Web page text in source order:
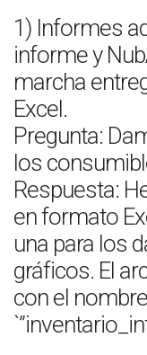
1) Informes
informe y
marcha
Excel.
Pregunta:
los
Respuesta:
en formato
una para los
gráficos. El
con el